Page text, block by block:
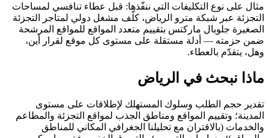
مثال على نوع التكليفات التي ننفّذها: قبل عطاء تنافسي لمساحات
التجزئة عبر شبكة مترو الرياض، كلّف مشغل دولي لمتاجر التجزئة
الصغيرة جلوبال ماركتس بتقييم متعدد المواقع للمواقع المرشحة
ضمن حزمته — أدلة مستقلة على مستوى كل موقع لقرار أين،
وهل، يتقدّم بالعطاء.
ماذا نبحث في الرياض
تقدير حجم الطلب وسلوك المستهلك لإطلاقات على مستوى
المدينة؛ وتقييم المواقع ومناطق الجذب لمواقع التجزئة والمطاعم
والخدمات (بالاقتران مع تحليلنا الجغرافي المكاني للمناطق